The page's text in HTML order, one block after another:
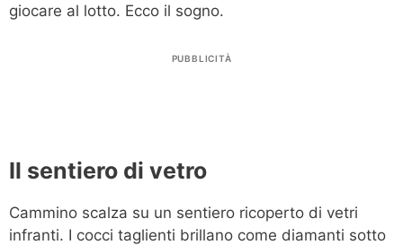
giocare al lotto. Ecco il sogno.
PUBBLICITÀ
Il sentiero di vetro
Cammino scalza su un sentiero ricoperto di vetri
infranti. I cocci taglienti brillano come diamanti sotto